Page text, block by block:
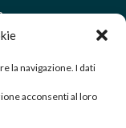
la navigazione. I dati
acconsenti al loro